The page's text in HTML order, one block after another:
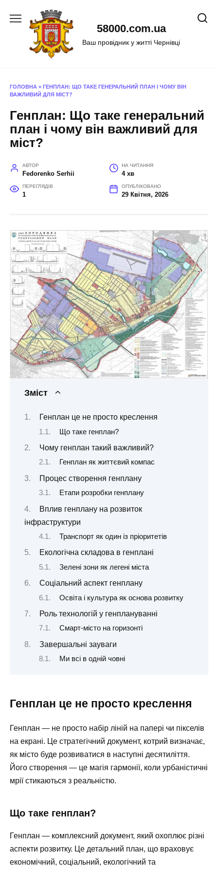
58000.com.ua
Ваш провідник у житті Чернівці
ГОЛОВНА » ГЕНПЛАН: ЩО ТАКЕ ГЕНЕРАЛЬНИЙ ПЛАН І ЧОМУ ВІН
ВАЖЛИВИЙ ДЛЯ МІСТ?
Генплан: Що таке генеральний
план і чому він важливий для
міст?
АВТОР
Fedorenko Serhii
НА ЧИТАННЯ
4 хв
ПЕРЕГЛЯДІВ
1
ОПУБЛІКОВАНО
29 Квітня, 2026
Зміст
Генплан це не просто креслення
Що таке генплан?
Чому генплан такий важливий?
Генплан як життєвий компас
Процес створення генплану
Етапи розробки генплану
Вплив генплану на розвиток
інфраструктури
Транспорт як один із пріоритетів
Екологічна складова в генплані
Зелені зони як легені міста
Соціальний аспект генплану
Освіта і культура як основа розвитку
Роль технологій у генплануванні
Смарт-місто на горизонті
Завершальні зауваги
Ми всі в одній човні
Генплан це не просто креслення
Генплан — не просто набір ліній на папері чи пікселів
на екрані. Це стратегічний документ, котрий визначає,
як місто буде розвиватися в наступні десятиліття.
Його створення — це магія гармонії, коли урбаністичні
мрії стикаються з реальністю.
Що таке генплан?
Генплан — комплексний документ, який охоплює різні
аспекти розвитку. Це детальний план, що враховує
економічний, соціальний, екологічний та